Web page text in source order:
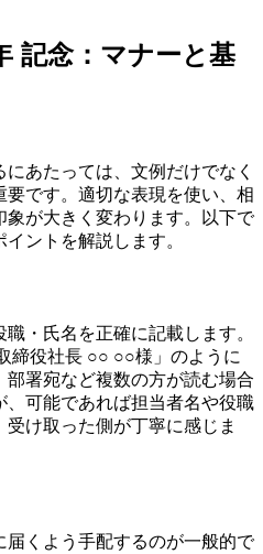
記念：マナーと基
あたっては、文例だけでなく
です。適切な表現を使い、相
が大きく変わります。以下で
ントを解説します。
・氏名を正確に記載します。
締役社長 ○○ ○○様」のように
署宛など複数の方が読む場合
可能であれば担当者名や役職
け取った側が丁寧に感じま
くよう手配するのが一般的で